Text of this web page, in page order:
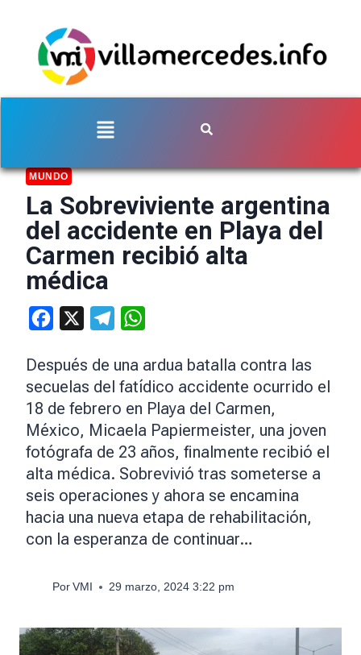
MUNDO
La Sobreviviente argentina
del accidente en Playa del
Carmen recibió alta
médica
Facebook Telegram
Después de una ardua batalla contra las
secuelas del fatídico accidente ocurrido el
18 de febrero en Playa del Carmen,
México, Micaela Papiermeister, una joven
fotógrafa de 23 años, finalmente recibió el
alta médica. Sobrevivió tras someterse a
seis operaciones y ahora se encamina
hacia una nueva etapa de rehabilitación,
con la esperanza de continuar…
Por VMI 29 marzo, 2024 3:22 pm